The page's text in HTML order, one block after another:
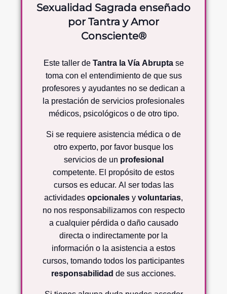
Sexualidad Sagrada enseñado
por Tantra y Amor
Consciente®
Este taller deTantra la Vía Abruptase
toma con el entendimiento de que sus
profesores y ayudantes no se dedican a
la prestación de servicios profesionales
médicos, psicológicos o de otro tipo.
Si se requiere asistencia médica o de
otro experto, por favor busque los
servicios de un profesional
competente. El propósito de estos
cursos es educar. Al ser todas las
actividadesopcionalesyvoluntarias,
no nos responsabilizamos con respecto
a cualquier pérdida o daño causado
directa o indirectamente por la
información o la asistencia a estos
cursos, tomando todos los participantes
responsabilidad de sus acciones.